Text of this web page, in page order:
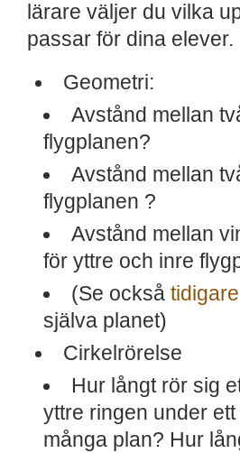
lärare väljer du vilka
passar för dina elever.
Geometri:
Avstånd mellan
flygplanen?
Avstånd mellan
flygplanen ?
Avstånd mellan
för yttre och inre
(Se också
själva planet)
Cirkelrörelse
Hur långt rör sig
yttre ringen under
många plan? Hur